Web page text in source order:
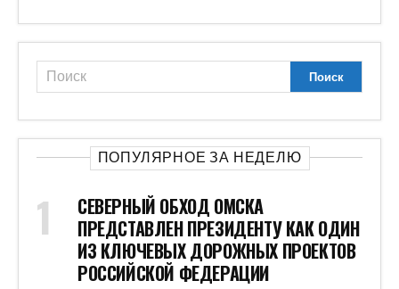
ПОПУЛЯРНОЕ ЗА НЕДЕЛЮ
СЕВЕРНЫЙ ОБХОД ОМСКА
ПРЕДСТАВЛЕН ПРЕЗИДЕНТУ КАК ОДИН
ИЗ КЛЮЧЕВЫХ ДОРОЖНЫХ ПРОЕКТОВ
РОССИЙСКОЙ ФЕДЕРАЦИИ